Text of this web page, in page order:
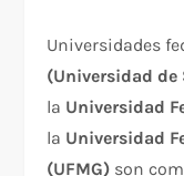
Universidades
(Universidad de
la Universidad
la Universidad
(UFMG) son